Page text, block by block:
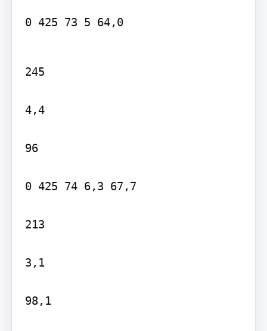
0 425 73 5 64,0
245
4,4
96
0 425 74 6,3 67,7
213
3,1
98,1